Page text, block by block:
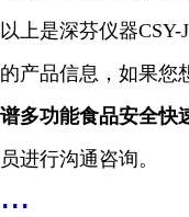
以上是深芬仪器CSY-
的产品信息，如果您
谱多功能食品安全快
员进行沟通咨询。
...